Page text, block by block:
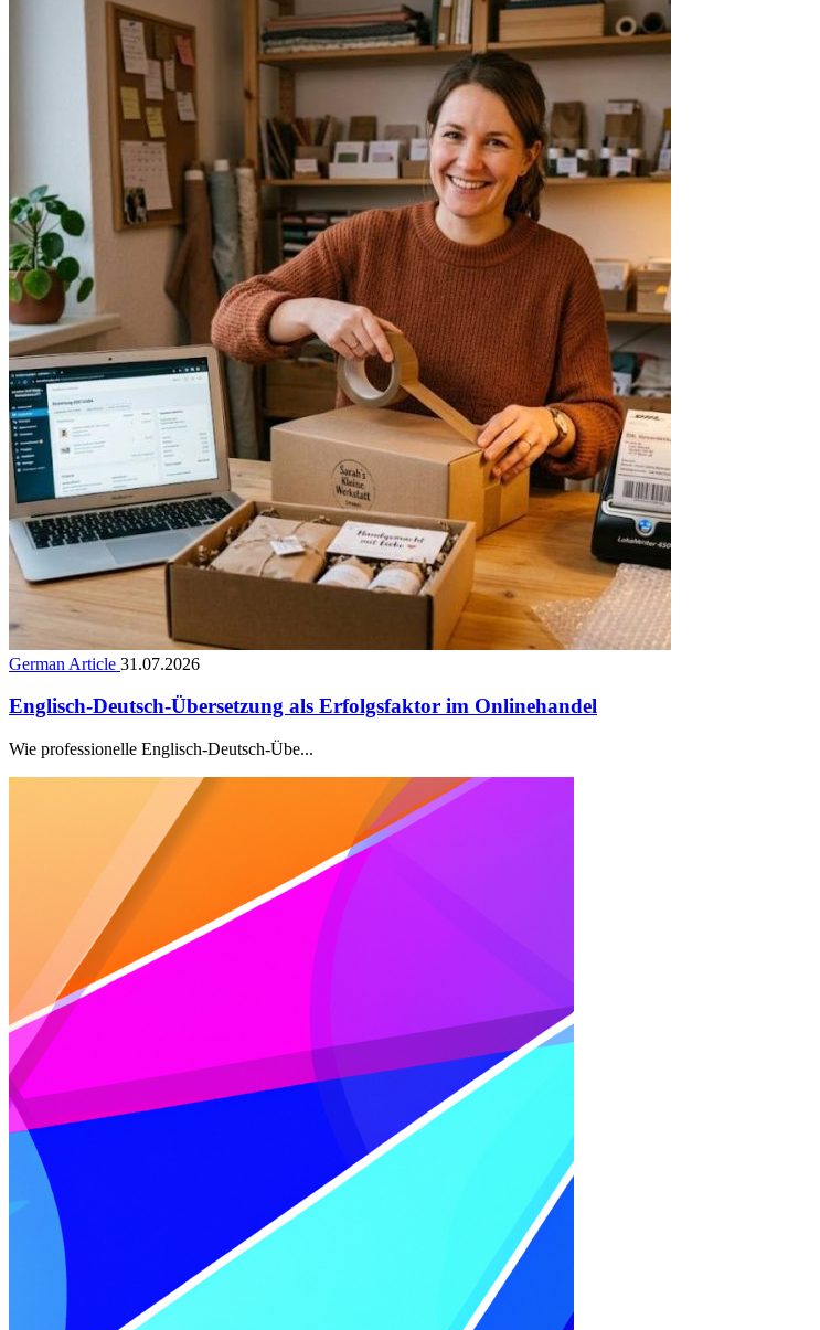
German Article 31.07.2026
Englisch-Deutsch-Übersetzung als Erfolgsfaktor im Onlinehandel
Wie professionelle Englisch-Deutsch-Übe...